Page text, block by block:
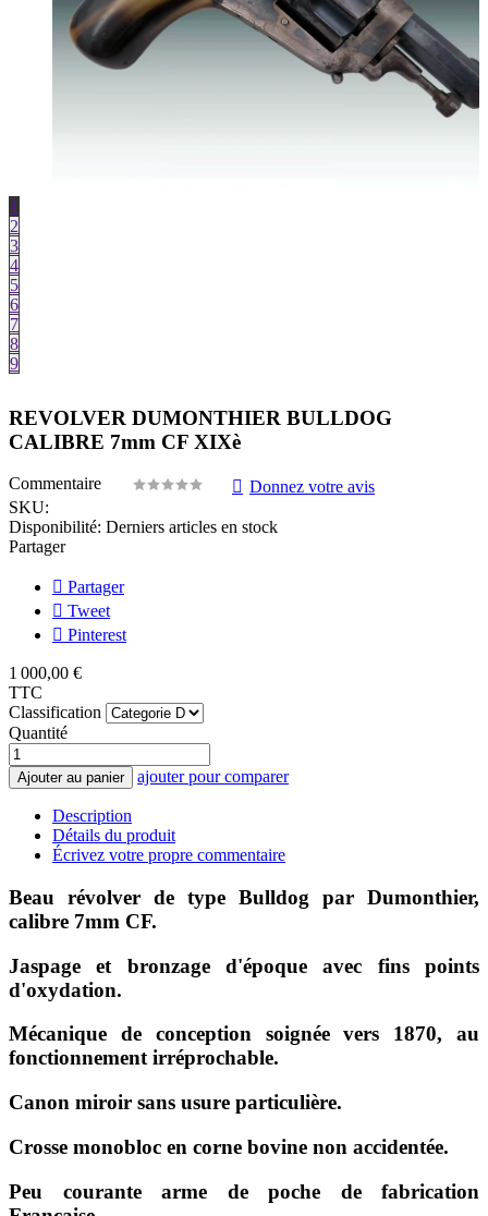
1
2
3
4
5
6
7
8
9
REVOLVER DUMONTHIER BULLDOG
CALIBRE 7mm CF XIXè
Commentaire
Donnez votre avis
SKU:
Disponibilité: Derniers articles en stock
Partager
Partager
Tweet
Pinterest
1 000,00 €
TTC
Classification
Quantité
Ajouter au panier ajouter pour comparer
Description
Détails du produit
Écrivez votre propre commentaire
Beau révolver de type Bulldog par Dumonthier,
calibre 7mm CF.
Jaspage et bronzage d'époque avec fins points
d'oxydation.
Mécanique de conception soignée vers 1870, au
fonctionnement irréprochable.
Canon miroir sans usure particulière.
Crosse monobloc en corne bovine non accidentée.
Peu courante arme de poche de fabrication